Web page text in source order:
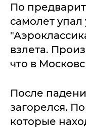
По
самолет упал
взлета.
что в
После
загорелся.
которые